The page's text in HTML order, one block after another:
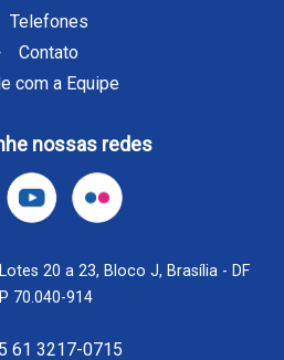
Telefones
Contato
com a Equipe
nossas redes
20 a 23, Bloco J, Brasília - DF
70.040-914
61 3217-0715